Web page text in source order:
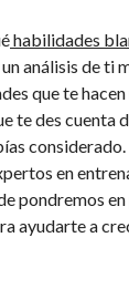
habilidades
análisis de ti
que te
te des cuenta
en
pondremos
ayudarte a